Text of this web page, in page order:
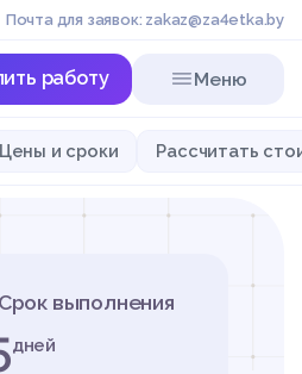
Почта для заявок: zakaz@za4etka.by
работу Меню
Цены и сроки Рассчитать
Срок выполнения
дней